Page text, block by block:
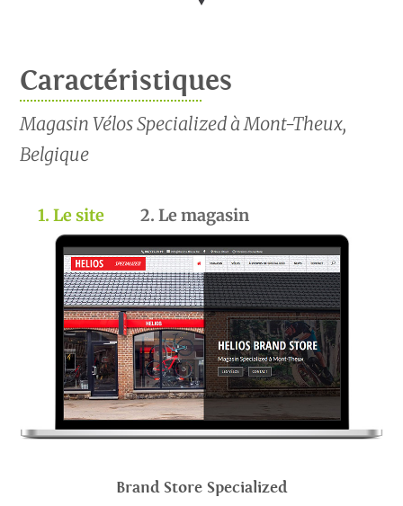
Caractéristiques
Magasin Vélos Specialized à Mont-Theux,
Belgique
1. Le site 2. Le magasin
Brand Store Specialized